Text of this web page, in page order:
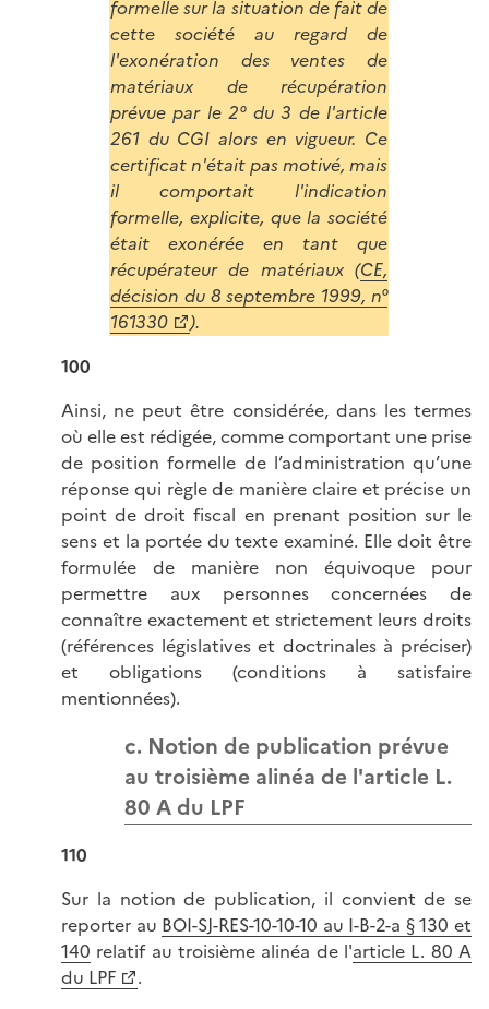
formelle sur la situation de fait de
cette société au regard de
l'exonération des ventes de
matériaux de récupération
prévue par le 2° du 3 de l'article
261 du CGI alors en vigueur. Ce
certificat n'était pas motivé, mais
il comportait l'indication
formelle, explicite, que la société
était exonérée en tant que
récupérateur de matériaux (CE,
décision du 8 septembre 1999, n°
161330
).
100
Ainsi, ne peut être considérée, dans les termes
où elle est rédigée, comme comportant une prise
de position formelle de l’administration qu’une
réponse qui règle de manière claire et précise un
point de droit fiscal en prenant position sur le
sens et la portée du texte examiné. Elle doit être
formulée de manière non équivoque pour
permettre aux personnes concernées de
connaître exactement et strictement leurs droits
(références législatives et doctrinales à préciser)
et obligations (conditions à satisfaire
mentionnées).
c. Notion de publication prévue
au troisième alinéa de l'article L.
80 A du LPF
110
Sur la notion de publication, il convient de se
reporter au BOI-SJ-RES-10-10-10 au I-B-2-a § 130 et
140 relatif au troisième alinéa de l'article L. 80 A
du LPF
.